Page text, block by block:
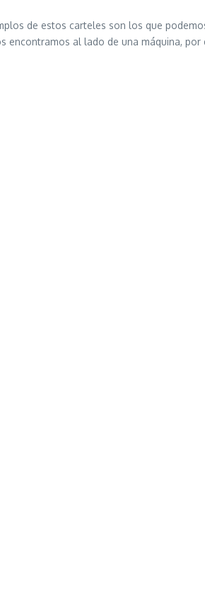
de estos carteles son los que
al lado de una máquina,